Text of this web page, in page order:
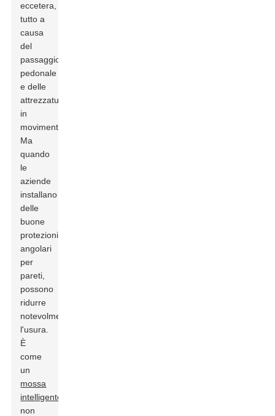
eccetera,
tutto a
causa
del
passaggio
pedonale
e delle
attrezzature
in
movimento.
Ma
quando
le
aziende
installano
delle
buone
protezioni
angolari
per
pareti,
possono
ridurre
notevolmente
l'usura.
È
come
un
mossa
intelligente
non